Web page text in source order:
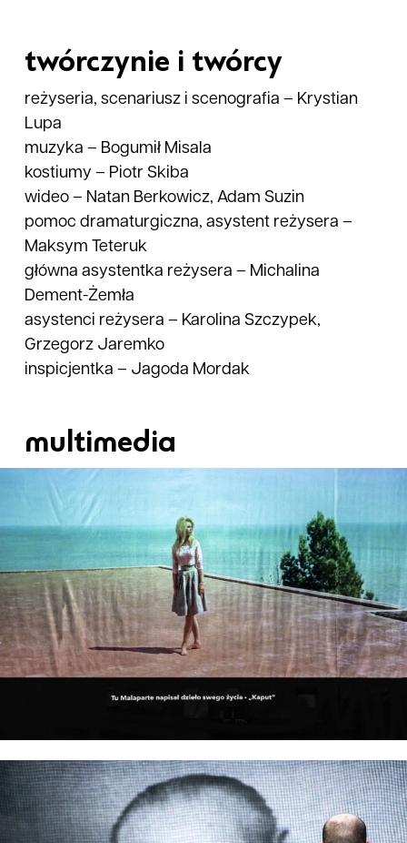
twórczynie i twórcy
reżyseria, scenariusz i scenografia – Krystian
Lupa
muzyka – Bogumił Misala
kostiumy – Piotr Skiba
wideo – Natan Berkowicz, Adam Suzin
pomoc dramaturgiczna, asystent reżysera –
Maksym Teteruk
główna asystentka reżysera – Michalina
Dement-Żemła
asystenci reżysera – Karolina Szczypek,
Grzegorz Jaremko
inspicjentka – Jagoda Mordak
multimedia